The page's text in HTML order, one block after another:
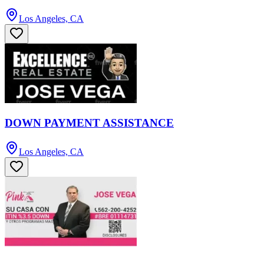
Los Angeles, CA
DOWN PAYMENT ASSISTANCE
Los Angeles, CA